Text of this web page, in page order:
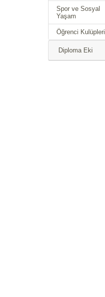
Spor ve Sosyal
Yaşam
Öğrenci Kulüpleri
Diploma Eki